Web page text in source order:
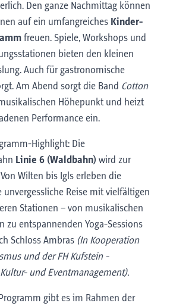
Den ganze Nachmittag können
auf ein umfangreiches Kinder-
freuen. Spiele, Workshops und
bieten den kleinen
Auch für gastronomische
Am Abend sorgt die Band Cotton
Höhepunkt und heizt
Performance ein.
Highlight: Die
Linie 6 (Waldbahn) wird zur
Wilten bis Igls erleben die
unvergessliche Reise mit vielfältigen
Stationen – von musikalischen
zu entspannenden Yoga-Sessions
Schloss Ambras (In Kooperation
und der FH Kufstein -
und Eventmanagement).
gibt es im Rahmen der